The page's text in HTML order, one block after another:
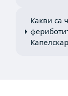
Какви са